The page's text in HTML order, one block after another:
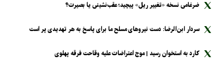
ضرغامی نسخه «تغییر ریل» پیچید؛ عقب‌نشینی یا بصیرت؟
سردار ابن‌الرضا: دست نیرو‌های مسلح ما برای پاسخ به هر تهدیدی پر است
کارد به استخوان رسید | موج اعتراضات علیه وقاحت فرقه پهلوی